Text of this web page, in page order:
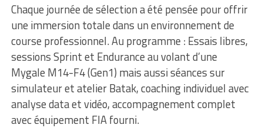
Chaque journée de sélection a été pensée pour offrir
une immersion totale dans un environnement de
course professionnel. Au programme : Essais libres,
sessions Sprint et Endurance au volant d’une
Mygale M14-F4 (Gen1) mais aussi séances sur
simulateur et atelier Batak, coaching individuel avec
analyse data et vidéo, accompagnement complet
avec équipement FIA fourni.